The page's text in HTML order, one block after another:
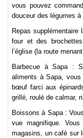
vous pouvez
douceur des légumes à
Repas
four et des
l’église (la route
Barbecue à Sapa :
aliments à Sapa, vous
bœuf farci aux
grillé, roulé de calmar,
Boissons à Sapa :
vue magnifique.
magasins, un café sur